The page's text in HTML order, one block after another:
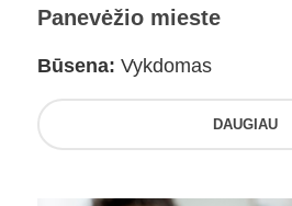
Panevėžio mieste
Būsena: Vykdomas
DAUGIAU